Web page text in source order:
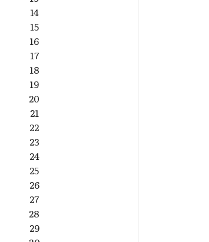
14
15
16
17
18
19
20
21
22
23
24
25
26
27
28
29